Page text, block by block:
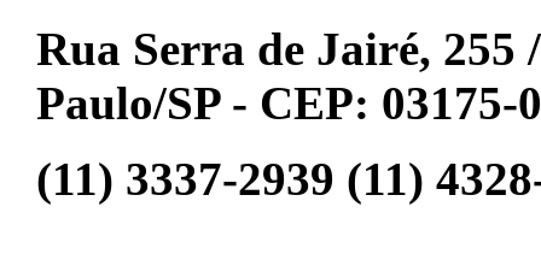
Rua Serra de Jairé, 255
Paulo/SP - CEP: 03175-
(11) 3337-2939 (11)